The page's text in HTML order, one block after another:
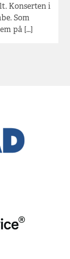
Konserten i
Som
på [...]